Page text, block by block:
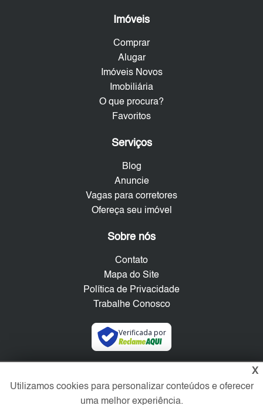
Imóveis
Comprar
Alugar
Imóveis Novos
Imobiliária
O que procura?
Favoritos
Serviços
Blog
Anuncie
Vagas para corretores
Ofereça seu imóvel
Sobre nós
Contato
Mapa do Site
Política de Privacidade
Trabalhe Conosco
Verificada por
X
Utilizamos cookies para personalizar conteúdos e oferecer
uma melhor experiência.